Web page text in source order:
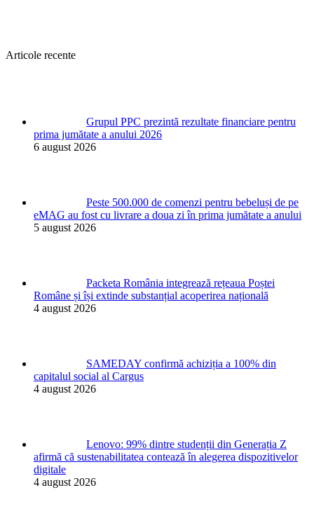
Articole recente
Grupul PPC prezintă rezultate financiare pentru
prima jumătate a anului 2026
6 august 2026
Peste 500.000 de comenzi pentru bebeluși de pe
eMAG au fost cu livrare a doua zi în prima jumătate a anului
5 august 2026
Packeta România integrează rețeaua Poștei
Române și își extinde substanțial acoperirea națională
4 august 2026
SAMEDAY confirmă achiziția a 100% din
capitalul social al Cargus
4 august 2026
Lenovo: 99% dintre studenții din Generația Z
afirmă că sustenabilitatea contează în alegerea dispozitivelor
digitale
4 august 2026